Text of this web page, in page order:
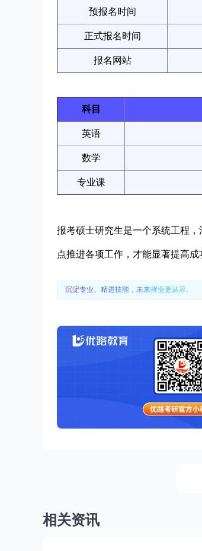
预报名时间
正式报名时间
报名网站
科目
英语
数学
专业课
报考硕士研究生是一个系统工程
点推进各项工作，才能显著提高
沉淀专业、精进技能，未来择业更从容。
相关资讯